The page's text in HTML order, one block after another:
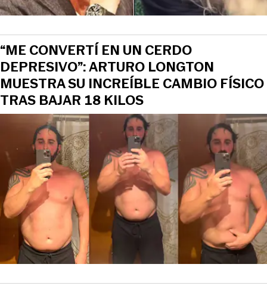
“ME CONVERTÍ EN UN CERDO
DEPRESIVO”: ARTURO LONGTON
MUESTRA SU INCREÍBLE CAMBIO FÍSICO
TRAS BAJAR 18 KILOS